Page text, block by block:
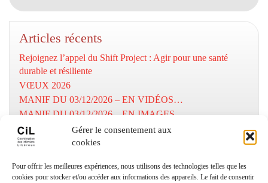
Gérer le consentement aux
cookies
Pour offrir les meilleures expériences, nous utilisons des technologies telles que les
cookies pour stocker et/ou accéder aux informations des appareils. Le fait de consentir
Articles récents
Rejoignez l’appel du Shift Project : Agir pour une santé
durable et résiliente
VŒUX 2026
MANIF DU 03/12/2026 – EN VIDÉOS…
MANIF DU 03/12/2026 – EN IMAGES…
MOBILISATION DU 03/12/2025
Numéros utiles